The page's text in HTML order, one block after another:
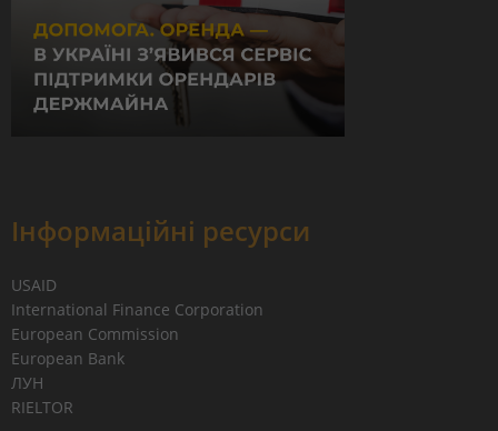
Інформаційні ресурси
USAID
International Finance Corporation
European Commission
European Bank
ЛУН
RIELTOR